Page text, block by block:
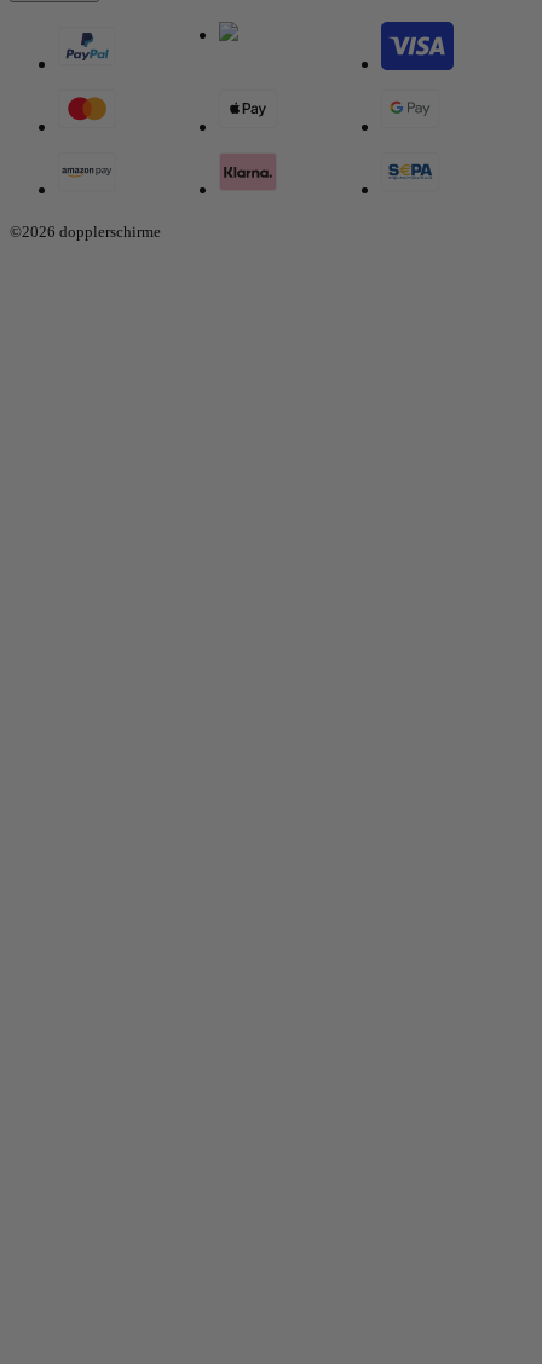
©2026 dopplerschirme